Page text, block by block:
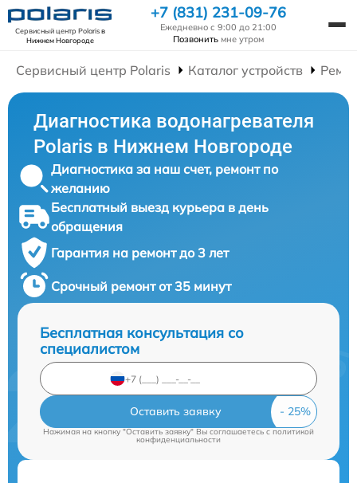
Сервисный центр Polarisв
Нижнем Новгороде
+7 (831) 231-09-76
Ежедневно с 9:00 до 21:00
Позвонить мне утром
Сервисный центр Polaris Каталог устройств
Диагностика водонагревателя
Polaris в Нижнем Новгороде
Диагностика за наш счет, ремонт по
желанию
Бесплатный выезд курьера в день
обращения
Гарантия на ремонт до 3 лет
Срочный ремонт от 35 минут
Бесплатная консультация со
специалистом
Оставить заявку
Нажимая на кнопку "Оставить заявку" Вы соглашаетесь cполитикой
конфиденциальности